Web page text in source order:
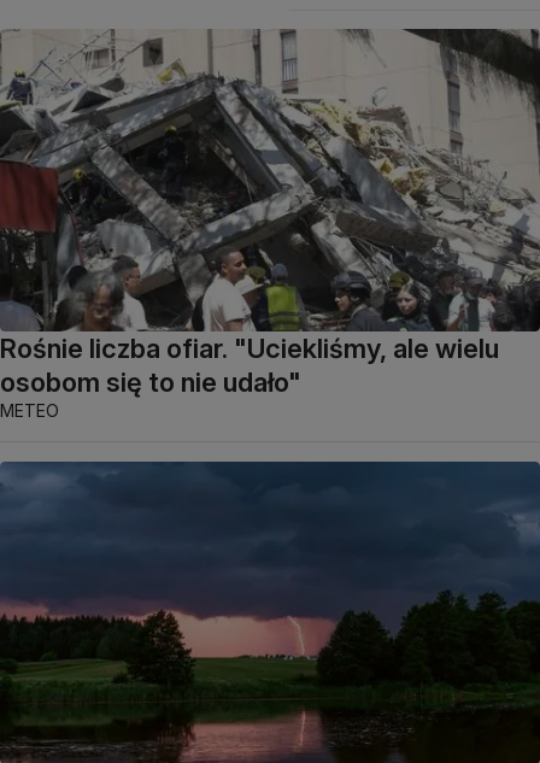
Rośnie liczba ofiar. "Uciekliśmy, ale wielu
osobom się to nie udało"
METEO